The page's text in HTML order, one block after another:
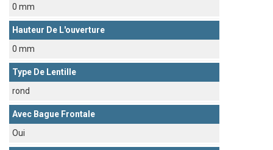
0 mm
Hauteur De L'ouverture
0 mm
Type De Lentille
rond
Avec Bague Frontale
Oui